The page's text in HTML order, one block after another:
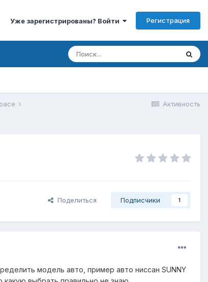
Уже зарегистрированы? Войти Регистрация
Активность
Поделиться Подписчики 1
модель авто, пример авто ниссан SUNNY